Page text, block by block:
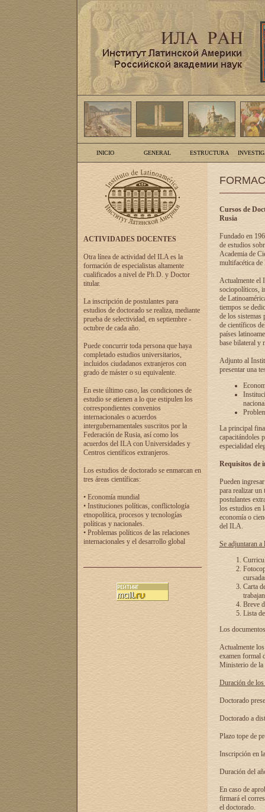
INICIO GENERAL ESTRUCTURA
ACTIVIDADES DOCENTES
Otra línea de actividad del ILA es la
formación de especialistas altamente
cualificados a nivel de Ph.D. y Doctor
titular.
La inscripción de postulantes para
estudios de doctorado se realiza, mediante
prueba de selectividad, en septiembre -
octubre de cada año.
Puede concurrir toda persona que haya
completado estudios universitarios,
incluidos ciudadanos extranjeros con
grado de máster o su equivalente.
En este último caso, las condiciones de
estudio se atienen a lo que estipulen los
correspondientes convenios
internacionales o acuerdos
intergubernamentales suscritos por la
Federación de Rusia, así como los
acuerdos del ILA con Universidades y
Centros científicos extranjeros.
Los estudios de doctorado se enmarcan en
tres áreas científicas:
• Economía mundial
• Instituciones políticas, conflictología
etnopolítica, procesos y tecnologías
políticas y nacionales.
• Problemas políticos de las relaciones
internacionales y el desarrollo global
Cursos de
Rusia
Fundado en
de estudios
Academia de
multifacética de
Actualmente el
sociopolíticos,
de
tiempos se
de los sistemas
de científicos
países
base bilateral y
Adjunto al
presentar una
La principal
capacitándoles
especialidad
Requisitos de
Pueden
para realizar un
postulantes
los estudios en
economía o
del ILA.
Se adjuntaran a
Carta
Breve
Lista
Los
Actualmente
examen formal
Ministerio de la
Duración de
Doctorado
Doctorado a
Plazo tope de
Inscripción en
Duración del
En caso de
firmará el
el doctorado.